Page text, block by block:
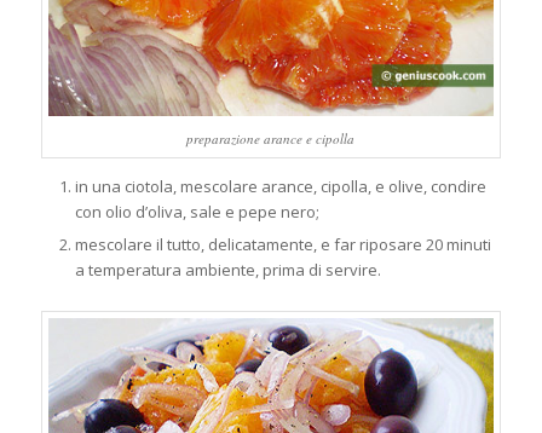
preparazione arance e cipolla
in una ciotola, mescolare arance, cipolla, e olive, condire
con olio d’oliva, sale e pepe nero;
mescolare il tutto, delicatamente, e far riposare 20 minuti
a temperatura ambiente, prima di servire.